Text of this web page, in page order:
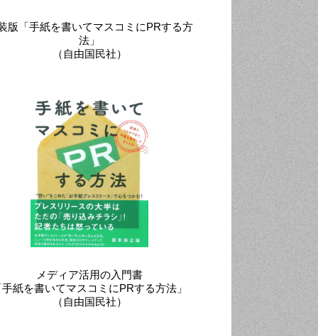
版「手紙を書いてマスコミにPRする方
法」
（自由国民社）
メディア活用の入門書
紙を書いてマスコミにPRする方法」
（自由国民社）